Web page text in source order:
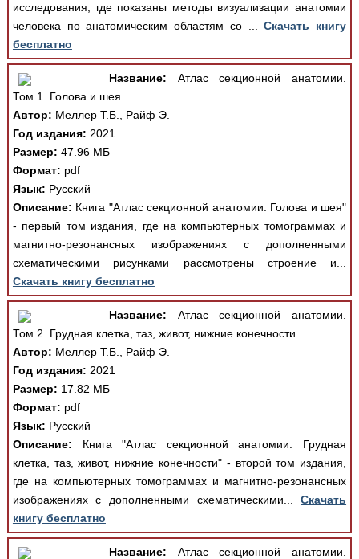
исследования, где показаны методы визуализации анатомии
человека по анатомическим областям со ...Скачать книгу
бесплатно
Название: Атлас секционной анатомии.
Том 1. Голова и шея.
Автор: Меллер Т.Б., Райф Э.
Год издания: 2021
Размер: 47.96 МБ
Формат: pdf
Язык: Русский
Описание: Книга "Атлас секционной анатомии. Голова и шея"
- первый том издания, где на компьютерных томограммах и
магнитно-резонансных изображениях с дополненными
схематическими рисунками рассмотрены строение и...
Скачать книгу бесплатно
Название: Атлас секционной анатомии.
Том 2. Грудная клетка, таз, живот, нижние конечности.
Автор: Меллер Т.Б., Райф Э.
Год издания: 2021
Размер: 17.82 МБ
Формат: pdf
Язык: Русский
Описание: Книга "Атлас секционной анатомии. Грудная
клетка, таз, живот, нижние конечности" - второй том издания,
где на компьютерных томограммах и магнитно-резонансных
изображениях с дополненными схематическими...Скачать
книгу бесплатно
Название: Атлас секционной анатомии.